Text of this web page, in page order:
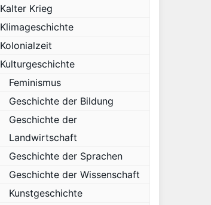
Kalter Krieg
Klimageschichte
Kolonialzeit
Kulturgeschichte
Feminismus
Geschichte der Bildung
Geschichte der
Landwirtschaft
Geschichte der Sprachen
Geschichte der Wissenschaft
Kunstgeschichte